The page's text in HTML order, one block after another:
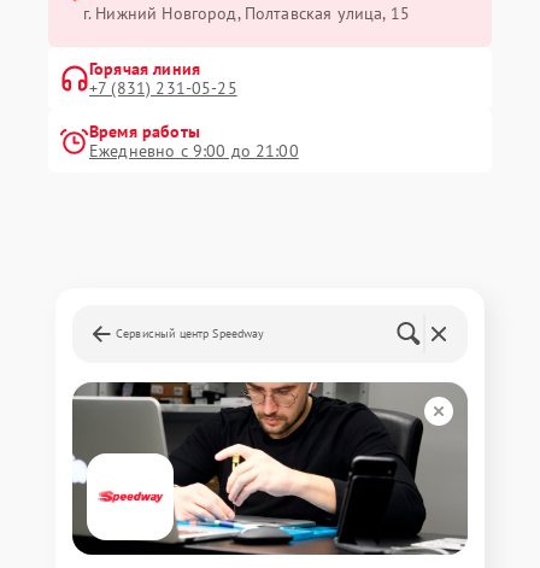
г. Нижний Новгород, Полтавская улица, 15
Горячая линия
+7 (831) 231-05-25
Время работы
Ежедневно с 9:00 до 21:00
Сервисный центр Speedway